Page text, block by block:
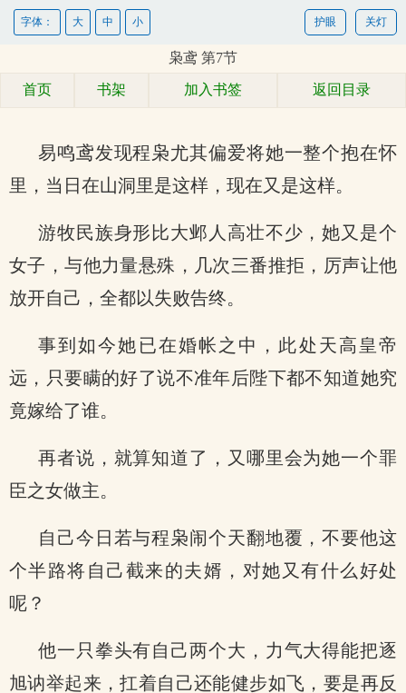
关灯
护眼
字体： 大 中 小
枭鸢 第7节
首页 书架 加入书签 返回目录
易鸣鸢发现程枭尤其偏爱将她一整个抱在怀
里，当日在山洞里是这样，现在又是这样。
游牧民族身形比大邺人高壮不少，她又是个
女子，与他力量悬殊，几次三番推拒，厉声让他
放开自己，全都以失败告终。
事到如今她已在婚帐之中，此处天高皇帝
远，只要瞒的好了说不准年后陛下都不知道她究
竟嫁给了谁。
再者说，就算知道了，又哪里会为她一个罪
臣之女做主。
自己今日若与程枭闹个天翻地覆，不要他这
个半路将自己截来的夫婿，对她又有什么好处
呢？
他一只拳头有自己两个大，力气大得能把逐
旭讷举起来，扛着自己还能健步如飞，要是再反